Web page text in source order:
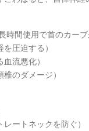
時間使用で首のカーブ
圧迫する）
流悪化）
のダメージ）
ートネックを防ぐ）